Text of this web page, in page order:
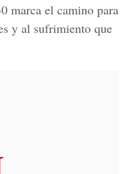
marca el camino para
y al sufrimiento que